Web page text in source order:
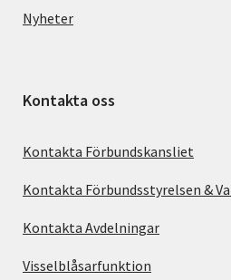
Nyheter
Kontakta oss
Kontakta Förbundskansliet
Kontakta Förbundsstyrelsen &
Kontakta Avdelningar
Visselblåsarfunktion